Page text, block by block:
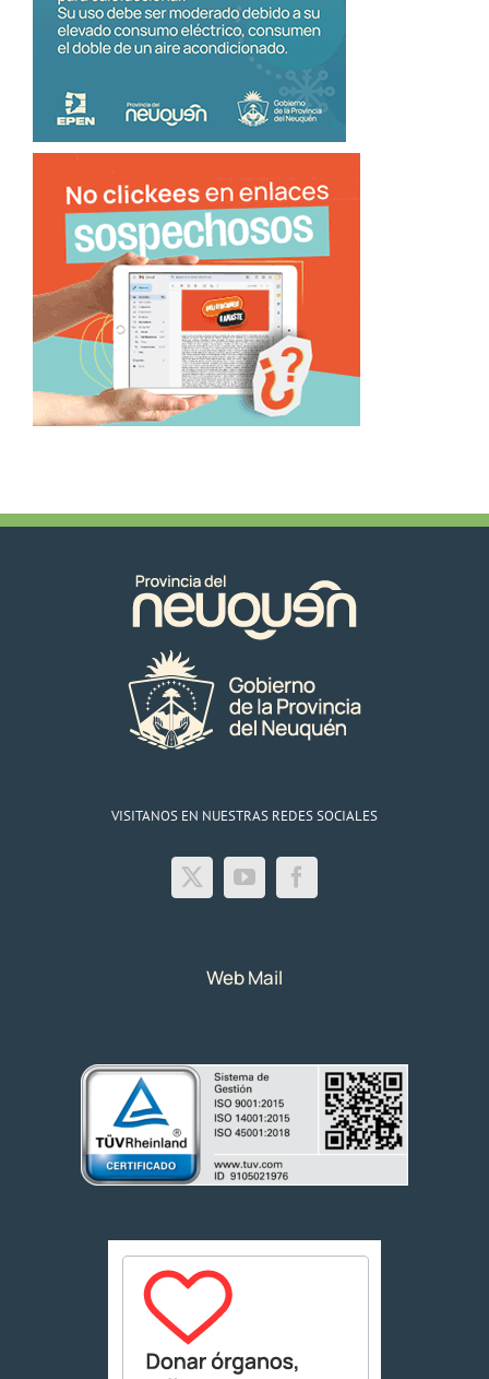
VISITANOS EN NUESTRAS REDES SOCIALES
Web Mail